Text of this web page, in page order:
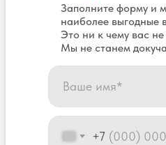
Заполните форму и
наиболее выгодные
Это ни к чему вас
Мы не станем
+7